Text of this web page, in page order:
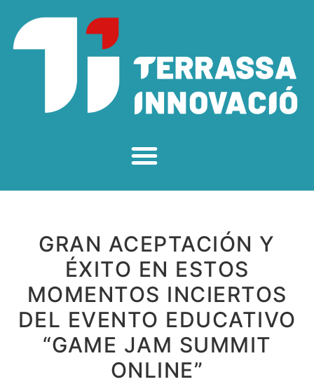
GRAN ACEPTACIÓN Y
ÉXITO EN ESTOS
MOMENTOS INCIERTOS
DEL EVENTO EDUCATIVO
“GAME JAM SUMMIT
ONLINE”